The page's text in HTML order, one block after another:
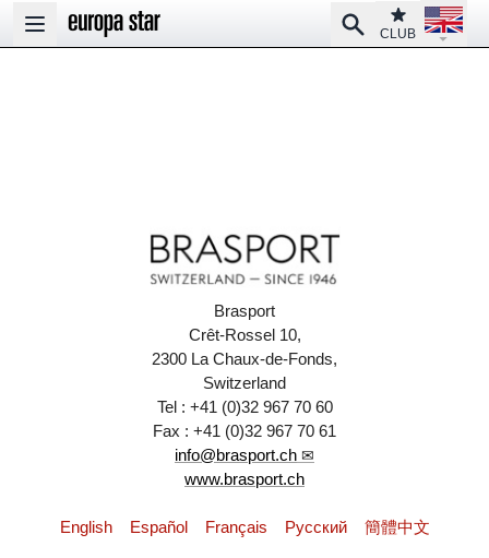
Open main menu
SearchClub
CLUB
Open
Brasport
Crêt-Rossel 10,
2300 La Chaux-de-Fonds,
Switzerland
Tel : +41 (0)32 967 70 60
Fax : +41 (0)32 967 70 61
info@brasport.ch
www.brasport.ch
English Español Français Pусский 簡體中文